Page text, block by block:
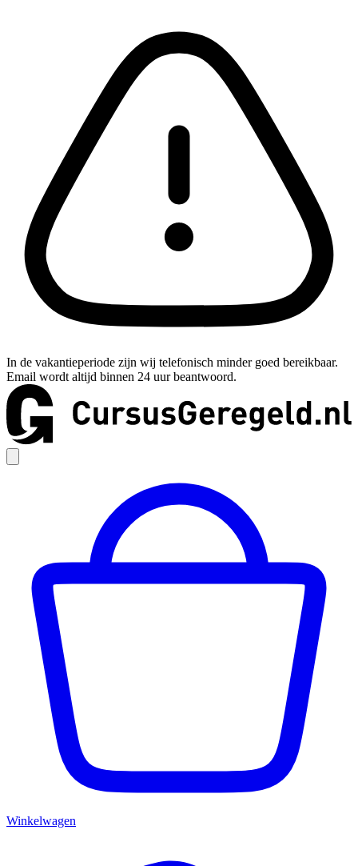
In de vakantieperiode zijn wij telefonisch minder goed bereikbaar.
Email wordt altijd binnen 24 uur beantwoord.
Winkelwagen